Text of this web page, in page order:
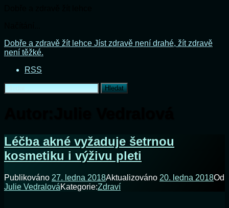
Přejít
k
webu
Dobře a zdravě žít lehce Jíst zdravě není drahé, žít zdravě
není těžké.
RSS
Vyhledávání
Léčba akné vyžaduje šetrnou
kosmetiku i výživu pleti
Publikováno 27. ledna 2018Aktualizováno 20. ledna 2018Od
Julie VedralováKategorie:Zdraví